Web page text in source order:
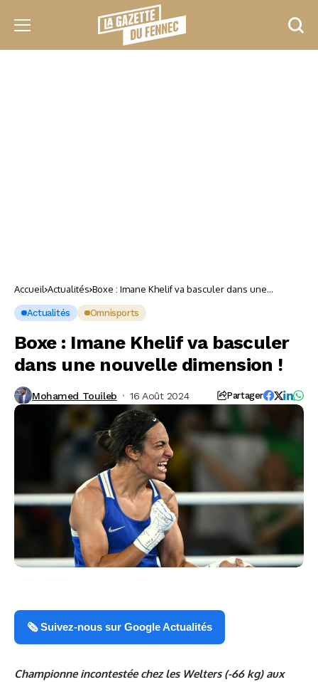
Accueil Actualités Boxe : Imane Khelif va basculer dans une
Actualités Omnisports
Boxe : Imane Khelif va basculer
dans une nouvelle dimension !
Mohamed Touileb 16 Août 2024 Partager
🗞️ Suivez-nous sur Google Actualités
Championne incontestée chez les Welters (-66 kg) aux